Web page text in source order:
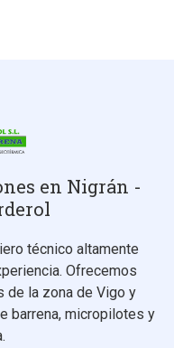
en Nigrán -
técnico altamente
Ofrecemos
de la zona de Vigo y
barrena, micropilotes y